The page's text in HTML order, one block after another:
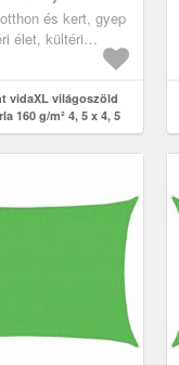
vagy az
hogy ki lenne
és kert, gyep
élet, kültéri
vidaXL világoszöld
160 g/m² 4, 5 x 4, 5